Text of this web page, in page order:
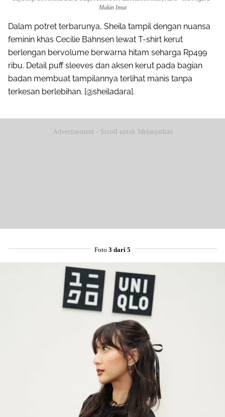
Makin Imut
Dalam potret terbarunya, Sheila tampil dengan nuansa
feminin khas Cecilie Bahnsen lewat T-shirt kerut
berlengan bervolume berwarna hitam seharga Rp499
ribu. Detail puff sleeves dan aksen kerut pada bagian
badan membuat tampilannya terlihat manis tanpa
terkesan berlebihan. [@sheiladara].
Advertisement - Scroll untuk Melanjutkan
Foto 3 dari 5